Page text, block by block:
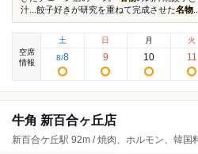
汁...餃子好きが研究を重ねて完成させた名物
空席
情報
土
8/8
日
9
月
10
火
11
牛角 新百合ヶ丘店
新百合ケ丘駅 92m / 焼肉、ホルモン、韓国